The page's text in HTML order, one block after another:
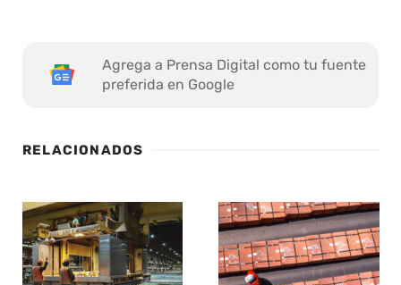
Agrega a Prensa Digital como tu fuente
preferida en Google
RELACIONADOS